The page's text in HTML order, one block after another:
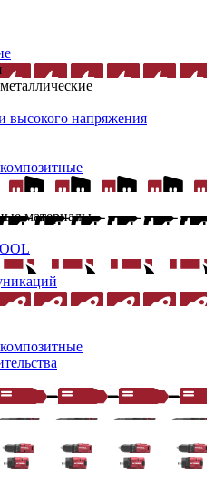
высокого напряжения
материалы